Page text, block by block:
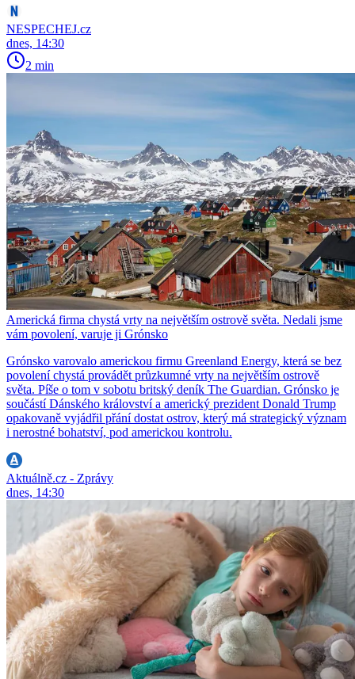
NESPECHEJ.cz
dnes, 14:30
2 min
Americká firma chystá vrty na největším ostrově světa. Nedali jsme
vám povolení, varuje ji Grónsko
Grónsko varovalo americkou firmu Greenland Energy, která se bez
povolení chystá provádět průzkumné vrty na největším ostrově
světa. Píše o tom v sobotu britský deník The Guardian. Grónsko je
součástí Dánského království a americký prezident Donald Trump
opakovaně vyjádřil přání dostat ostrov, který má strategický význam
i nerostné bohatství, pod americkou kontrolu.
Aktuálně.cz - Zprávy
dnes, 14:30